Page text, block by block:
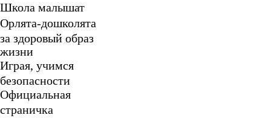
Школа малышат
Орлята-дошколята
за здоровый образ
жизни
Играя, учимся
безопасности
Официальная
страничка